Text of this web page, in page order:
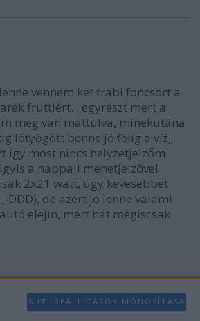
vennem két trabi foncsort a
fruttiért... egyrészt mert a
meg van mattulva, minekutána
lötyögött benne jó félig a víz,
így most nincs helyzetjelzőm.
a nappali menetjelzővel
2x21 watt, úgy kevesebbet
DDD), de azért jó lenne valami
elejin, mert hát mégiscsak
SÜTI BEÁLLÍTÁSOK MÓDOSÍTÁSA